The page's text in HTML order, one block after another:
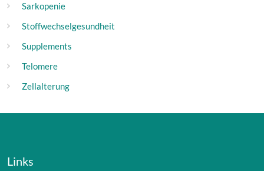
Sarkopenie
Stoffwechselgesundheit
Supplements
Telomere
Zellalterung
Links